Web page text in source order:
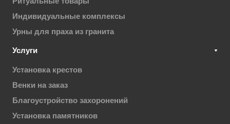
Индивидуальные комплексы
Урны для праха из гранита
Услуги
Установка крестов
Венки на заказ
Благоустройство захоронений
Установка памятников